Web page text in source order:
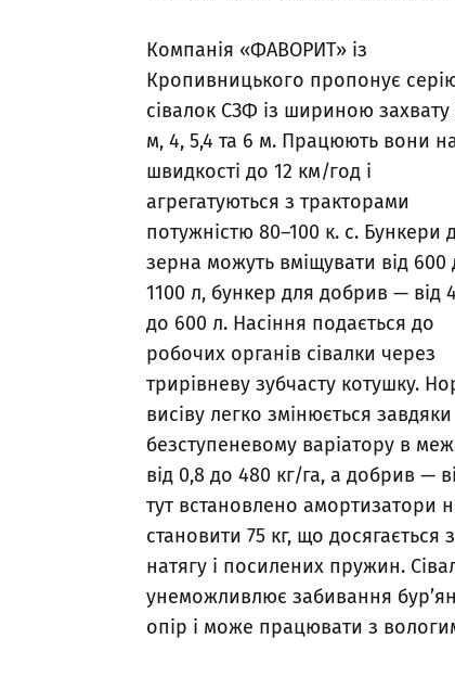
Компанія «ФАВОРИТ» із
Кропивницького пропонує
сівалок СЗФ із шириною захвату
м, 4, 5,4 та 6 м. Працюють вони
швидкості до 12 км/год і
агрегатуються з тракторами
потужністю 80–100 к. с. Бункери
зерна можуть вміщувати від 600
1100 л, бункер для добрив — від
до 600 л. Насіння подається до
робочих органів сівалки через
трирівневу зубчасту котушку.
висіву легко змінюється завдяки
безступеневому варіатору в
від 0,8 до 480 кг/га, а добрив —
тут встановлено амортизатори
становити 75 кг, що
натягу і посилених пружин.
унеможливлює забивання
опір і може працювати з